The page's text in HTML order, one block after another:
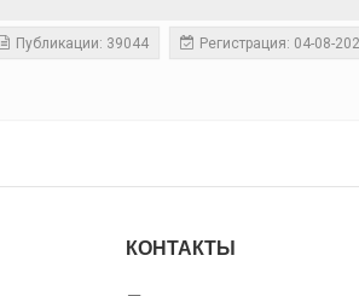
Публикации: 39044 Регистрация: 04-08-
КОНТАКТЫ